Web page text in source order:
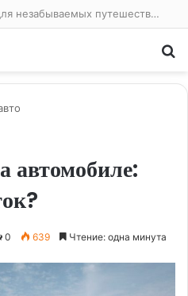
Выбираем автомобиль для незабываемых путешествий
автомобиле:
0 639 Чтение: одна минута